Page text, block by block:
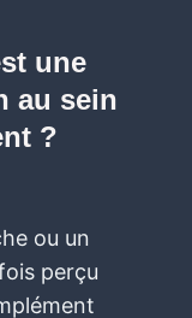
une
au sein
?
ou un
perçu